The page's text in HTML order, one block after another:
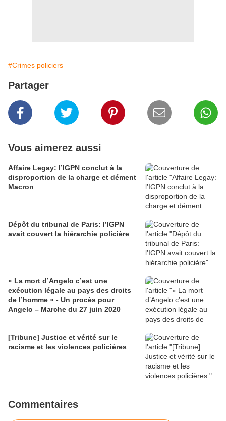
#Crimes policiers
Partager
Vous aimerez aussi
Affaire Legay: l’IGPN conclut à la
disproportion de la charge et dément
Macron
Dépôt du tribunal de Paris: l’IGPN
avait couvert la hiérarchie policière
« La mort d’Angelo c’est une
exécution légale au pays des droits
de l’homme » - Un procès pour
Angelo – Marche du 27 juin 2020
[Tribune] Justice et vérité sur le
racisme et les violences policières
Commentaires